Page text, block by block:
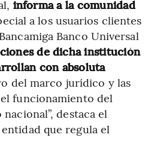
informa a la comunidad
a los usuarios clientes
Banco Universal
de dicha institución
con absoluta
del marco jurídico y las
funcionamiento del
destaca el
que regula el